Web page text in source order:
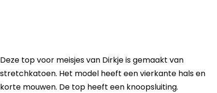
Deze top voor meisjes van Dirkje is gemaakt van
stretchkatoen. Het model heeft een vierkante hals en
korte mouwen. De top heeft een knoopsluiting.